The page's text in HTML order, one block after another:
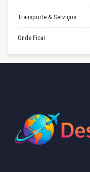
Transporte & Serviços
Onde Ficar